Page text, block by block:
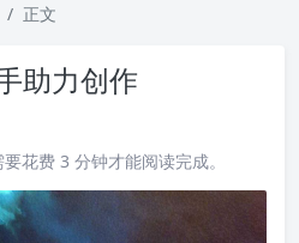
正文
助力创作
花费 3 分钟才能阅读完成。